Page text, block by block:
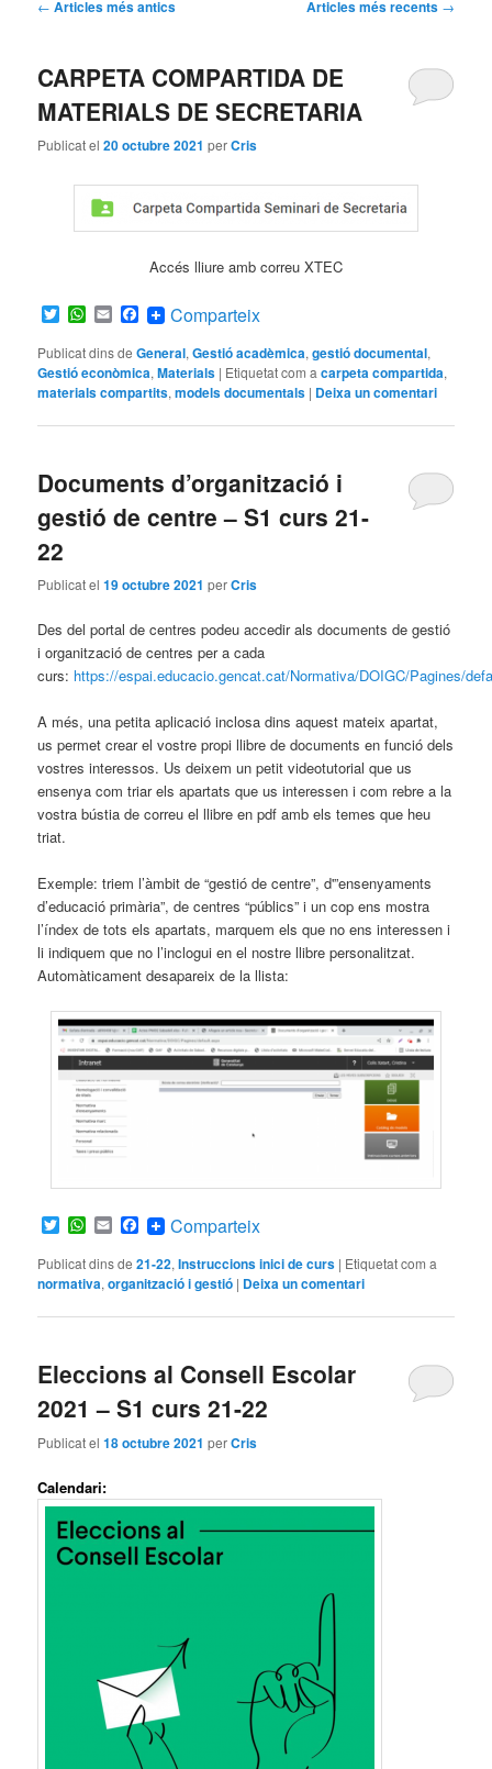
← Articles més antics Articles més recents →
CARPETA COMPARTIDA DE
MATERIALS DE SECRETARIA
Publicat el20 octubre 2021 perCris
Accés lliure amb correu XTEC
TwitterWhatsApp
EmailFacebook
Comparteix
Publicat dins de General,Gestió acadèmica,gestió documental,
Gestió econòmica,Materials | Etiquetat com a carpeta compartida,
materials compartits,models documentals | Deixa un comentari
Documents d’organització i
gestió de centre – S1 curs 21-
22
Publicat el19 octubre 2021 perCris
Des del portal de centres podeu accedir als documents de gestió
i organització de centres per a cada
curs: https://espai.educacio.gencat.cat/Normativa/DOIGC/Pagines/
A més, una petita aplicació inclosa dins aquest mateix apartat,
us permet crear el vostre propi llibre de documents en funció dels
vostres interessos. Us deixem un petit videotutorial que us
ensenya com triar els apartats que us interessen i com rebre a la
vostra bústia de correu el llibre en pdf amb els temes que heu
triat.
Exemple: triem l’àmbit de “gestió de centre”, d'”ensenyaments
d’educació primària”, de centres “públics” i un cop ens mostra
l’índex de tots els apartats, marquem els que no ens interessen i
li indiquem que no l’inclogui en el nostre llibre personalitzat.
Automàticament desapareix de la llista:
TwitterWhatsApp
EmailFacebook
Comparteix
Publicat dins de 21-22,Instruccions inici de curs | Etiquetat com a
normativa,organització i gestió | Deixa un comentari
Eleccions al Consell Escolar
2021 – S1 curs 21-22
Publicat el18 octubre 2021 perCris
Calendari: